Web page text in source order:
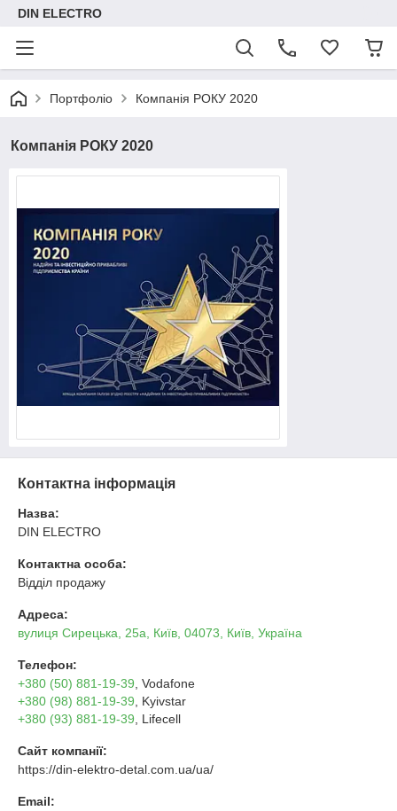
DIN ELECTRO
Портфоліо Компанія РОКУ 2020
Компанія РОКУ 2020
Контактна інформація
Назва:
DIN ELECTRO
Контактна особа:
Відділ продажу
Адреса:
вулиця Сирецька, 25а, Київ, 04073, Київ, Україна
Телефон:
+380 (50) 881-19-39 , Vodafone
+380 (98) 881-19-39 , Kyivstar
+380 (93) 881-19-39 , Lifecell
Сайт компанії:
https://din-elektro-detal.com.ua/ua/
Email: